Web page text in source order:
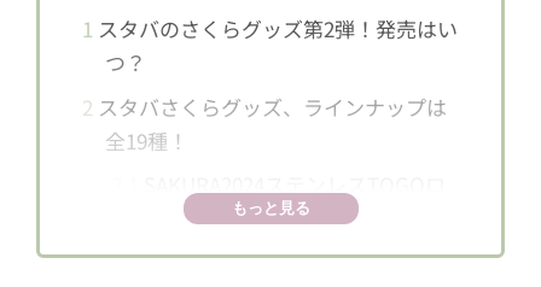
1 スタバのさくらグッズ第2弾！発売はい
つ？
2 スタバさくらグッズ、ラインナップは
全19種！
ゴ タンブラーグレース355ml
2.2SAKURA2024ステンレスボトルナ
もっと見る